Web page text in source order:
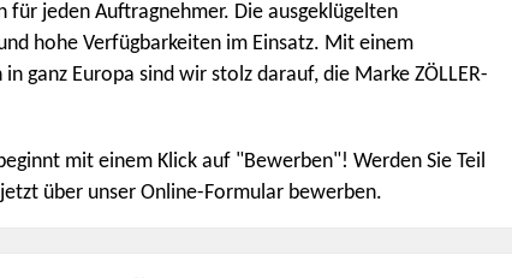
jeden Auftragnehmer. Die ausgeklügelten
hohe Verfügbarkeiten im Einsatz. Mit einem
ganz Europa sind wir stolz darauf, die Marke ZÖLLER-
mit einem Klick auf "Bewerben"! Werden Sie Teil
über unser Online-Formular bewerben.